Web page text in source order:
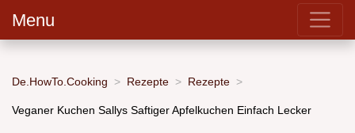
Menu
De.HowTo.Cooking Rezepte Rezepte
Veganer Kuchen Sallys Saftiger Apfelkuchen Einfach Lecker